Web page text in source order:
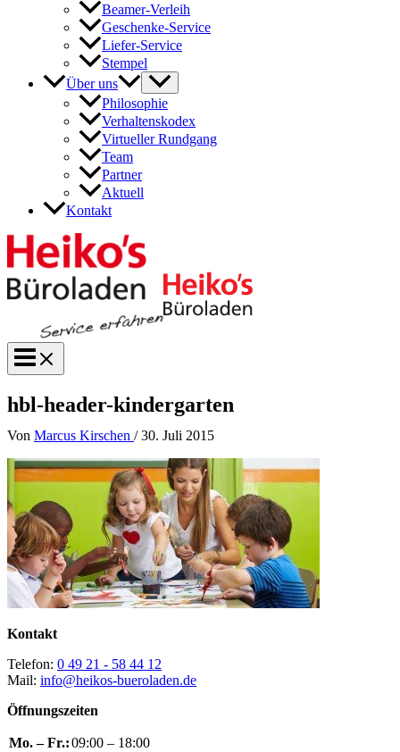
Beamer-Verleih
Geschenke-Service
Liefer-Service
Stempel
Über uns
Menü
umschalten
Philosophie
Verhaltenskodex
Virtueller Rundgang
Team
Partner
Aktuell
Kontakt
Main
Menu
hbl-header-kindergarten
Von Marcus Kirschen /30. Juli 2015
Kontakt
Telefon: 0 49 21 - 58 44 12
Mail: info@heikos-bueroladen.de
Öffnungszeiten
Mo. – Fr.:09:00 – 18:00